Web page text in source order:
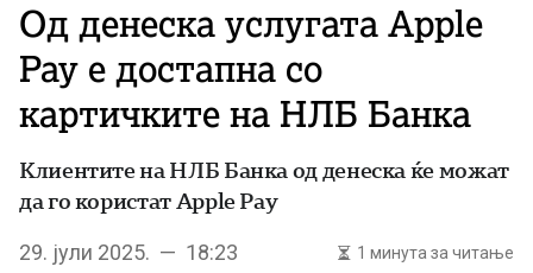
Од денеска услугата Apple
Pay е достапна со
картичките на НЛБ Банка
Клиентите на НЛБ Банка од денеска ќе можат
да го користат Apple Pay
29. јули 2025. — 18:23 1 минута за читање